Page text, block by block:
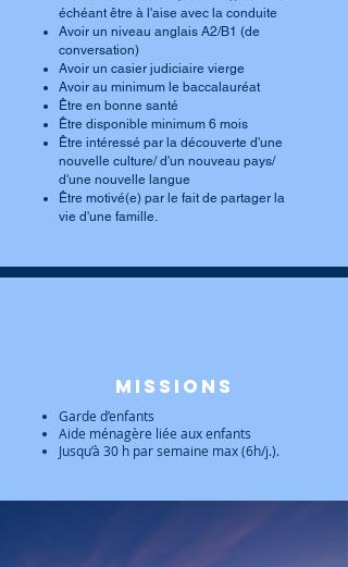
échéant être à l'aise avec la conduite
Avoir un niveau anglais A2/B1 (de
conversation)
Avoir un casier judiciaire vierge
Avoir au minimum le baccalauréat
Être en bonne santé
Être disponible minimum 6 mois
Être intéressé par la découverte d'une
nouvelle culture/ d'un nouveau pays/
d'une nouvelle langue
Être motivé(e) par le fait de partager la
vie d'une famille.
Missions
Garde d’enfants
Aide ménagère liée aux enfants
Jusqu’à 30 h par semaine max (6h/j.).